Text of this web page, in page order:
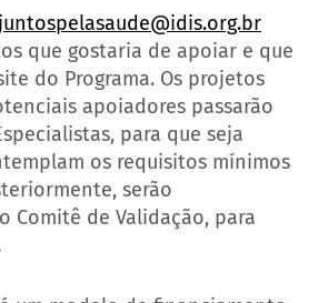
juntospelasaude@idis.org.br
que gostaria de apoiar e que
do Programa. Os projetos
apoiadores passarão
para que seja
os requisitos mínimos
serão
Comitê de Validação, para